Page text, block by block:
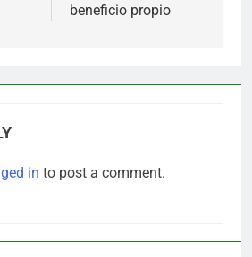
beneficio propio
in to post a comment.